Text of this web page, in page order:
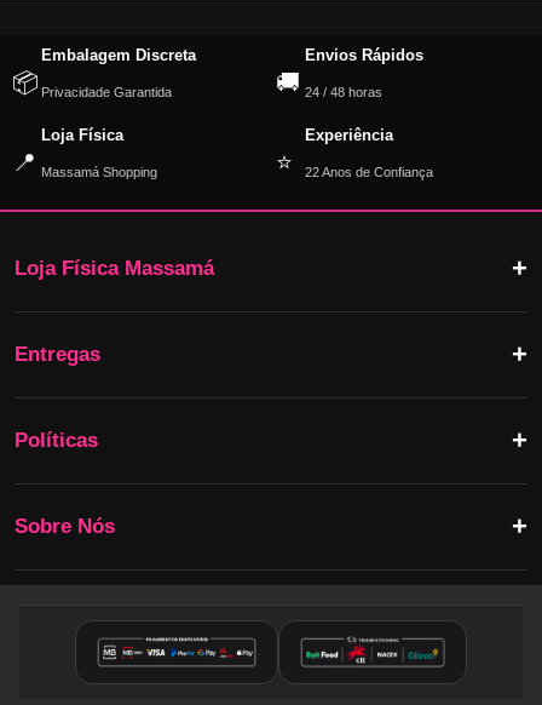
📦
Embalagem Discreta
Privacidade Garantida 🚚
Envios Rápidos
24 / 48 horas
📍
Loja Física
Massamá Shopping ⭐
Experiência
22 Anos de Confiança
Loja Física Massamá
Entregas
Políticas
Sobre Nós